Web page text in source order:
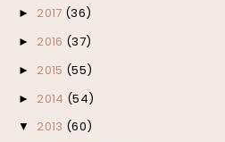
► 2017 (36)
► 2016 (37)
► 2015 (55)
► 2014 (54)
▼ 2013 (60)